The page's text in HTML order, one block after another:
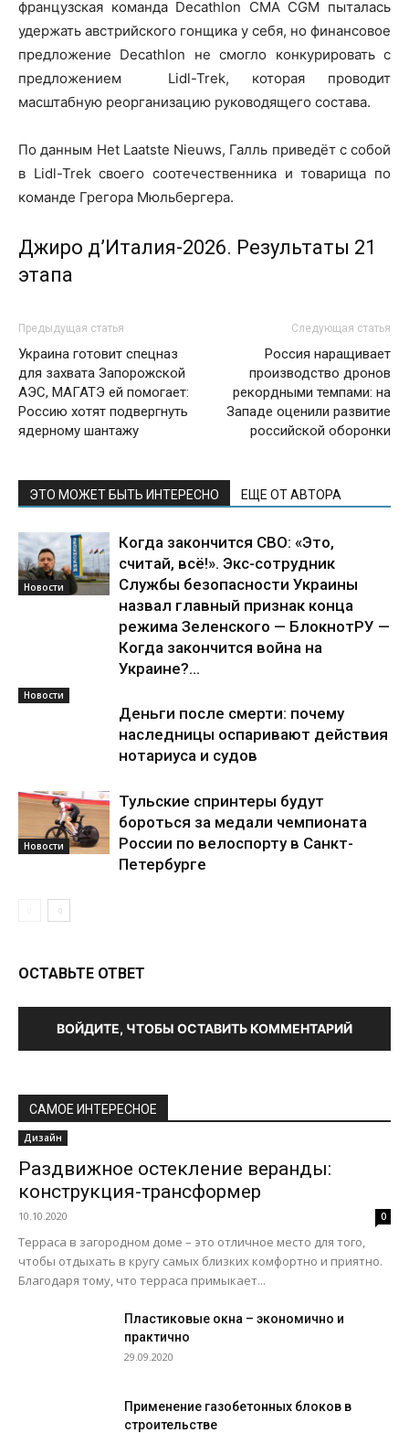
французская команда Decathlon CMA CGM пыталась
удержать австрийского гонщика у себя, но финансовое
предложение Decathlon не смогло конкурировать с
предложением Lidl-Trek, которая проводит
масштабную реорганизацию руководящего состава.
По данным Het Laatste Nieuws, Галль приведёт с собой
в Lidl-Trek своего соотечественника и товарища по
команде Грегора Мюльбергера.
Джиро д’Италия-2026. Результаты 21
этапа
Предыдущая статья
Украина готовит спецназ
для захвата Запорожской
АЭС, МАГАТЭ ей помогает:
Россию хотят подвергнуть
ядерному шантажу
Следующая статья
Россия наращивает
производство дронов
рекордными темпами: на
Западе оценили развитие
российской оборонки
ЭТО МОЖЕТ БЫТЬ ИНТЕРЕСНО ЕЩЕ ОТ АВТОРА
Новости
Когда закончится СВО: «Это,
считай, всё!». Экс-сотрудник
Службы безопасности Украины
назвал главный признак конца
режима Зеленского — БлокнотРУ —
Когда закончится война на
Украине?...
Новости
Деньги после смерти: почему
наследницы оспаривают действия
нотариуса и судов
Новости
Тульские спринтеры будут
бороться за медали чемпионата
России по велоспорту в Санкт-
Петербурге
ОСТАВЬТЕ ОТВЕТ
ВОЙДИТЕ, ЧТОБЫ ОСТАВИТЬ КОММЕНТАРИЙ
САМОЕ ИНТЕРЕСНОЕ
Дизайн
Раздвижное остекление веранды:
конструкция-трансформер
10.10.2020 0
Терраса в загородном доме – это отличное место для того,
чтобы отдыхать в кругу самых близких комфортно и приятно.
Благодаря тому, что терраса примыкает...
Пластиковые окна – экономично и
практично
29.09.2020
Применение газобетонных блоков в
строительстве